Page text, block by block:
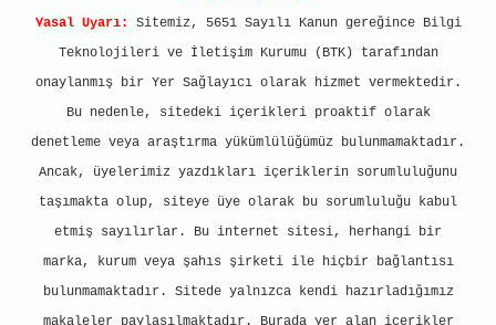
Yasal Uyarı:
Sitemiz, 5651 Sayılı Kanun gereğince Bilgi
Teknolojileri ve İletişim Kurumu (BTK) tarafından
onaylanmış bir Yer Sağlayıcı olarak hizmet vermektedir.
Bu nedenle, sitedeki içerikleri proaktif olarak
denetleme veya araştırma yükümlülüğümüz bulunmamaktadır.
Ancak, üyelerimiz yazdıkları içeriklerin sorumluluğunu
taşımakta olup, siteye üye olarak bu sorumluluğu kabul
etmiş sayılırlar. Bu internet sitesi, herhangi bir
marka, kurum veya şahıs şirketi ile hiçbir bağlantısı
bulunmamaktadır. Sitede yalnızca kendi hazırladığımız
makaleler paylaşılmaktadır. Burada yer alan içerikler